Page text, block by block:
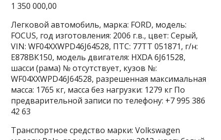
1 350 000,00
Легковой автомобиль, марка: FORD, модель:
FOCUS, год изготовления: 2006 г.в., цвет: Серый,
VIN: WF04XXWPD46J64528, ПТС: 77ТТ 051871, г/н:
Е878ВК150, модель двигателя: HXDA 6J61528,
шасси (рама) № отсутствует, кузов №:
WF04XXWPD46J64528, разрешенная максимальная
масса: 1765 кг, масса без нагрузки: 1279 кг По
предварительной записи по телефону: +7 995 386
42 63
Транспортное средство марки: Volkswagen